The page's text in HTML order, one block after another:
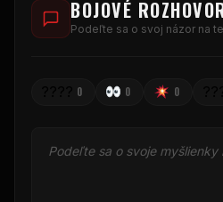
BOJOVÉ
Podeľte sa o svoj názor na
0 0 0